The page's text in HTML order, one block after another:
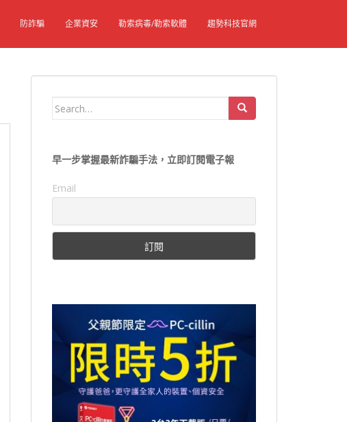
防詐騙 企業資安 勒索病毒/勒索軟體 趨勢科技官網
Search
早一步掌握最新詐騙手法，立即訂閱電子報
Email